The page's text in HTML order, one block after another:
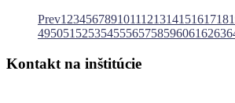
Prev1 23456789101112131415161718
495051 525354555657585960616263
Kontakt na inštitúcie